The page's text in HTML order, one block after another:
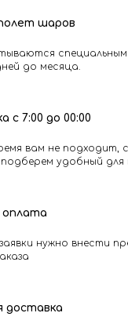
шаров
специальным
до месяца.
с 7:00 до 00:00
вам не подходит,
удобный для
оплата
нужно внести
доставка